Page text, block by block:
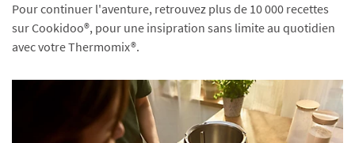
Pour continuer l'aventure, retrouvez plus de 10 000 recettes
sur Cookidoo®, pour une insipration sans limite au quotidien
avec votre Thermomix®.